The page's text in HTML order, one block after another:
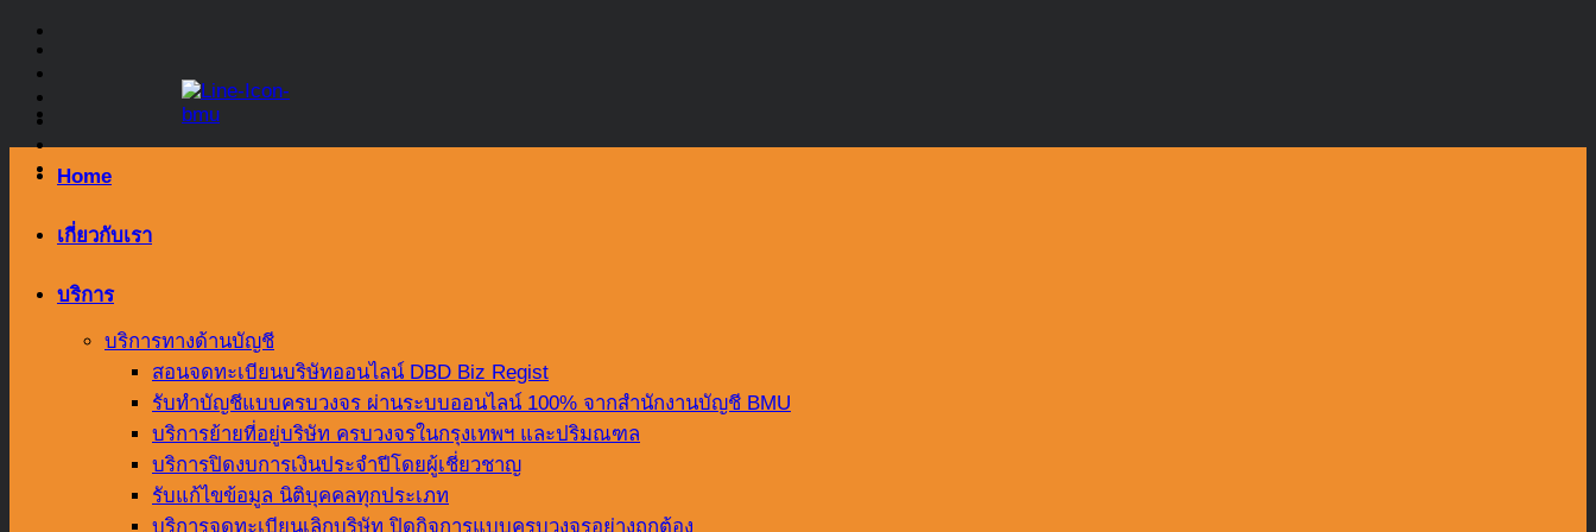
Skip
content
Home
เกี่ยวกับเรา
บริการ
บริการทางด้านบัญชี
สอนจดทะเบียนบริษัทออนไลน์ DBD Biz Regist
รับทำบัญชีแบบครบวงจร ผ่านระบบออนไลน์ 100% จากสำนักงานบัญชี BMU
บริการย้ายที่อยู่บริษัท ครบวงจรในกรุงเทพฯ และปริมณฑล
บริการปิดงบการเงินประจำปีโดยผู้เชี่ยวชาญ
รับแก้ไขข้อมูล นิติบุคคลทุกประเภท
บริการจดทะเบียนเลิกบริษัท ปิดกิจการแบบครบวงจรอย่างถูกต้อง